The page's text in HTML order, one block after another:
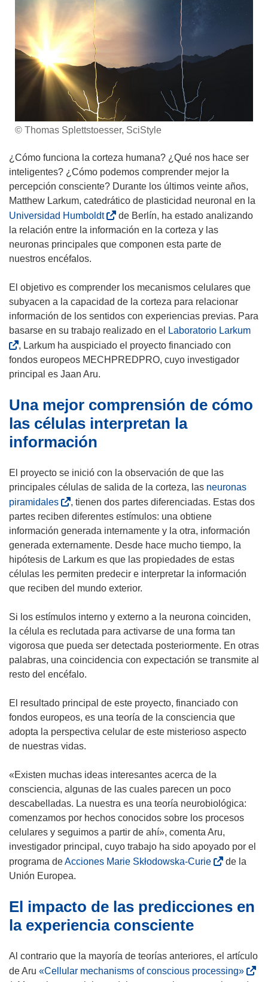
© Thomas Splettstoesser, SciStyle
¿Cómo funciona la corteza humana? ¿Qué nos hace ser
inteligentes? ¿Cómo podemos comprender mejor la
percepción consciente? Durante los últimos veinte años,
Matthew Larkum, catedrático de plasticidad neuronal en la
Universidad Humboldt(
s
e
r
i
r
á
e
n
a
u
a
v
e
n
t
a
n
a
)
de Berlín, ha estado analizando
la relación entre la información en la corteza y las
neuronas principales que componen esta parte de
nuestros encéfalos.
El objetivo es comprender los mecanismos celulares que
subyacen a la capacidad de la corteza para relacionar
información de los sentidos con experiencias previas. Para
basarse en su trabajo realizado en el
Laboratorio Larkum(
r
n
t
a
, Larkum ha auspiciado el proyecto financiado con
fondos europeos MECHPREDPRO, cuyo investigador
principal es Jaan Aru.
Una mejor comprensión de cómo
las células interpretan la
información
El proyecto se inició con la observación de que las
principales células de salida de la corteza, las neuronas
piramidales(
s
e
a
b
r
i
á
e
n
u
n
n
u
e
v
v
e
n
t
a
n
a
)
, tienen dos partes diferenciadas. Estas dos
partes reciben diferentes estímulos: una obtiene
información generada internamente y la otra, información
generada externamente. Desde hace mucho tiempo, la
hipótesis de Larkum es que las propiedades de estas
células les permiten predecir e interpretar la información
que reciben del mundo exterior.
Si los estímulos interno y externo a la neurona coinciden,
la célula es reclutada para activarse de una forma tan
vigorosa que pueda ser detectada posteriormente. En otras
palabras, una coincidencia con expectación se transmite al
resto del encéfalo.
El resultado principal de este proyecto, financiado con
fondos europeos, es una teoría de la consciencia que
adopta la perspectiva celular de este misterioso aspecto
de nuestras vidas.
«Existen muchas ideas interesantes acerca de la
consciencia, algunas de las cuales parecen un poco
descabelladas. La nuestra es una teoría neurobiológica:
comenzamos por hechos conocidos sobre los procesos
celulares y seguimos a partir de ahí», comenta Aru,
investigador principal, cuyo trabajo ha sido apoyado por el
programa deAcciones Marie Skłodowska-Curie(
a
r
á
de la
Unión Europea.
El impacto de las predicciones en
la experiencia consciente
Al contrario que la mayoría de teorías anteriores, el artículo
de Aru «Cellular mechanisms of conscious processing»(